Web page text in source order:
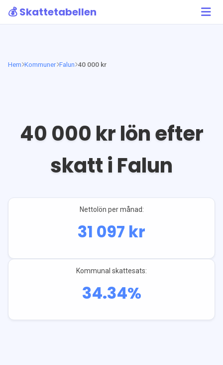
💰 Skattetabellen
Hem Kommuner Falun 40 000 kr
40 000 kr lön efter
skatt i Falun
Nettolön per månad:
31 097 kr
Kommunal skattesats:
34.34%